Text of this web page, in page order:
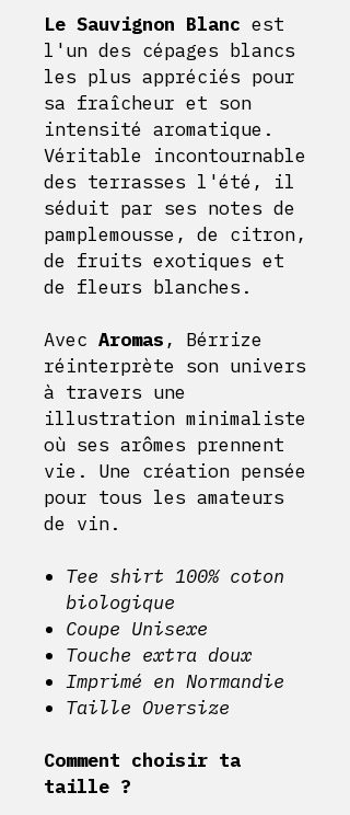
Le Sauvignon Blanc est
l'un des cépages blancs
les plus appréciés pour
sa fraîcheur et son
intensité aromatique.
Véritable incontournable
des terrasses l'été, il
séduit par ses notes de
pamplemousse, de citron,
de fruits exotiques et
de fleurs blanches.
Avec Aromas, Bérrize
réinterprète son univers
à travers une
illustration minimaliste
où ses arômes prennent
vie. Une création pensée
pour tous les amateurs
de vin.
Tee shirt 100% coton
biologique
Coupe Unisexe
Touche extra doux
Imprimé en Normandie
Taille Oversize
Comment choisir ta
taille ?